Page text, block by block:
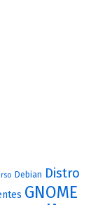
Debian Distro
GNOME